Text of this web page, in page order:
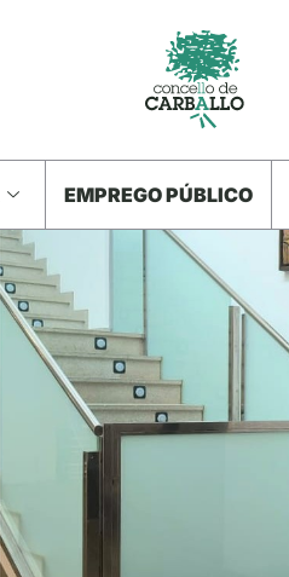
EMPREGO PÚBLICO